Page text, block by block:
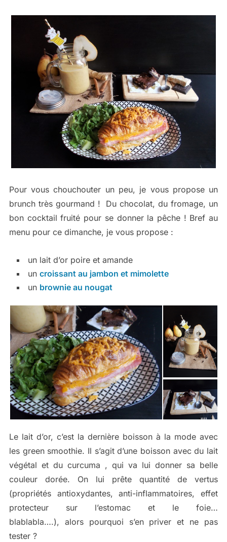
Pour vous chouchouter un peu, je vous propose un
brunch très gourmand ! Du chocolat, du fromage, un
bon cocktail fruité pour se donner la pêche ! Bref au
menu pour ce dimanche, je vous propose :
un lait d’or poire et amande
un croissant au jambon et mimolette
un brownie au nougat
Le lait d’or, c’est la dernière boisson à la mode avec
les green smoothie. Il s’agit d’une boisson avec du lait
végétal et du curcuma , qui va lui donner sa belle
couleur dorée. On lui prête quantité de vertus
(propriétés antioxydantes, anti-inflammatoires, effet
protecteur sur l’estomac et le foie…
blablabla….), alors pourquoi s’en priver et ne pas
tester ?